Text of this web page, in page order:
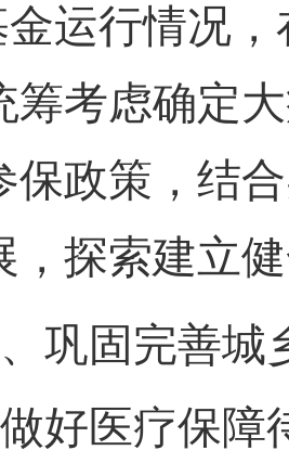
金运行情况
筹考虑确定
保政策，结
，探索建立
巩固完善城
好医疗保障